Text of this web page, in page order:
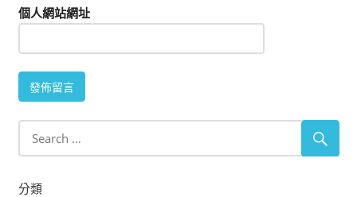
個人網站網址
分類